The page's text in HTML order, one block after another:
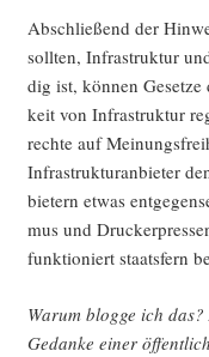
Abschlie­ßend der
soll­ten, Infra­struk­tur
dig ist, kön­nen
keit von Infra­struk­tur
rech­te auf
Infra­struk­tur­anbie­ter
bie­tern etwas
mus und
funk­tio­niert staats­fern
War­um blog­ge ich
Gedan­ke einer